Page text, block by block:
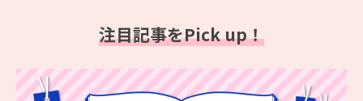
注目記事をPick up！